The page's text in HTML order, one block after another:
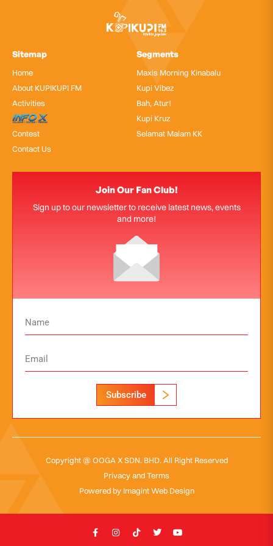
Sitemap
Home
About KUPIKUPI FM
Activities
InfoX
Contest
Contact Us
Segments
Maxis Morning Kinabalu
Kupi Vibez
Bah, Atur!
Kupi Kruz
Selamat Malam KK
Join Our Fan Club!
Sign up to our newsletter to receive latest news, events
and more!
Subscribe
Copyright @ OOGA X SDN. BHD. All Right Reserved
Privacy and Terms
Powered by Imagint Web Design